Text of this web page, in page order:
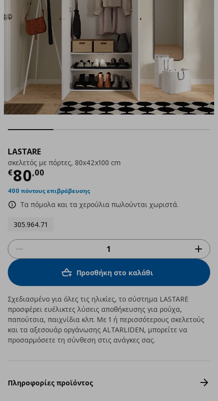
LASTARE
σκελετός με πόρτες, 80x42x100 cm
€80,00
Τρέχουσα τιμή
400 πόντους επιβράβευσης
Τα πόμολα και τα χερούλια πωλούνται χωριστά.
305.964.71
Προσθήκη στο καλάθι
Σχεδιασμένο για όλες τις ηλικίες, το σύστημα LASTARE
προσφέρει ευέλικτες λύσεις αποθήκευσης για ρούχα,
παπούτσια, παιχνίδια κλπ. Με 1 ή περισσότερους σκελετούς
και τα αξεσουάρ οργάνωσης ALTARLIDEN, μπορείτε να
προσαρμόσετε τη σύνθεση στις ανάγκες σας.
Πληροφορίες προϊόντος